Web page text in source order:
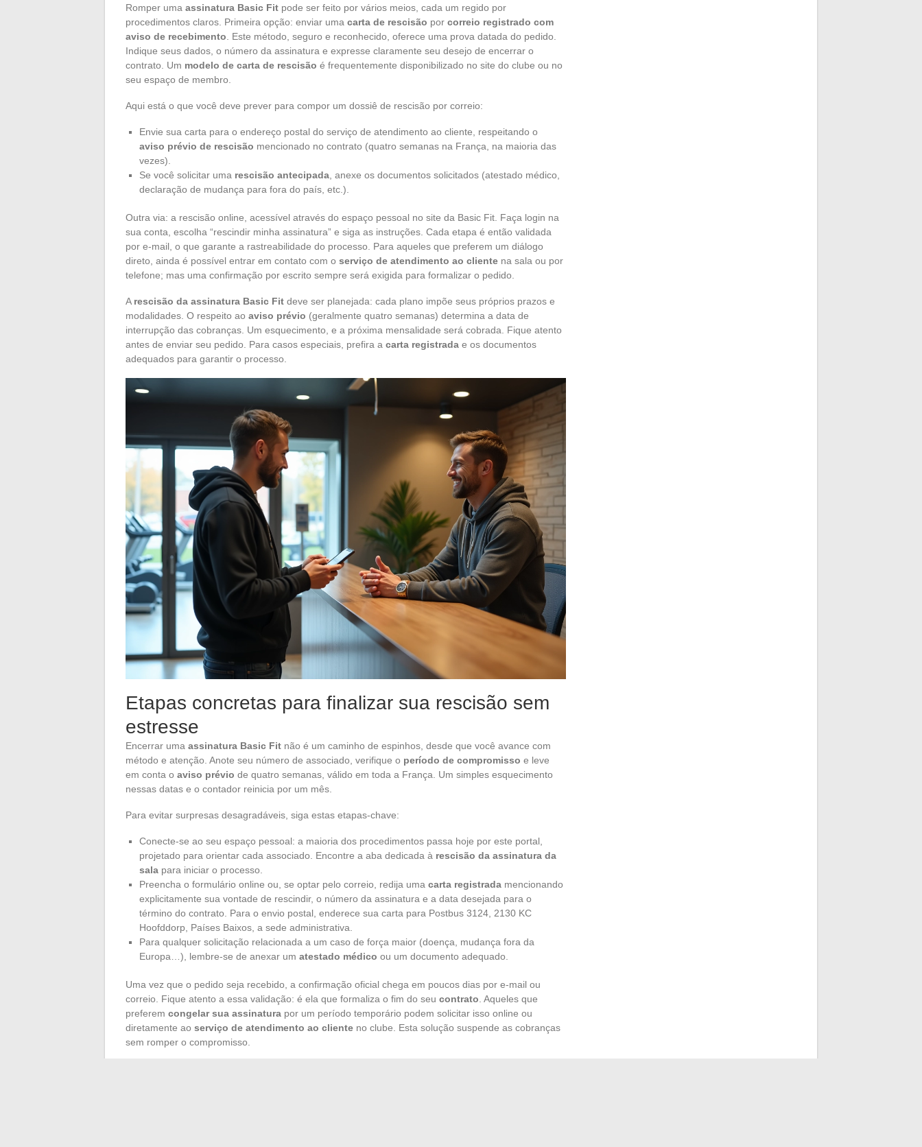
Romper uma assinatura Basic Fit pode ser feito por vários meios, cada um regido por
procedimentos claros. Primeira opção: enviar uma carta de rescisão por correio registrado com
aviso de recebimento . Este método, seguro e reconhecido, oferece uma prova datada do pedido.
Indique seus dados, o número da assinatura e expresse claramente seu desejo de encerrar o
contrato. Um modelo de carta de rescisão é frequentemente disponibilizado no site do clube ou no
seu espaço de membro.
Aqui está o que você deve prever para compor um dossiê de rescisão por correio:
Envie sua carta para o endereço postal do serviço de atendimento ao cliente, respeitando o
aviso prévio de rescisão mencionado no contrato (quatro semanas na França, na maioria das
vezes).
Se você solicitar uma rescisão antecipada , anexe os documentos solicitados (atestado médico,
declaração de mudança para fora do país, etc.).
Outra via: a rescisão online, acessível através do espaço pessoal no site da Basic Fit. Faça login na
sua conta, escolha “rescindir minha assinatura” e siga as instruções. Cada etapa é então validada
por e-mail, o que garante a rastreabilidade do processo. Para aqueles que preferem um diálogo
direto, ainda é possível entrar em contato com o serviço de atendimento ao cliente na sala ou por
telefone; mas uma confirmação por escrito sempre será exigida para formalizar o pedido.
A rescisão da assinatura Basic Fit deve ser planejada: cada plano impõe seus próprios prazos e
modalidades. O respeito ao aviso prévio (geralmente quatro semanas) determina a data de
interrupção das cobranças. Um esquecimento, e a próxima mensalidade será cobrada. Fique atento
antes de enviar seu pedido. Para casos especiais, prefira a carta registrada e os documentos
adequados para garantir o processo.
Etapas concretas para finalizar sua rescisão sem
estresse
Encerrar uma assinatura Basic Fit não é um caminho de espinhos, desde que você avance com
método e atenção. Anote seu número de associado, verifique o período de compromisso e leve
em conta o aviso prévio de quatro semanas, válido em toda a França. Um simples esquecimento
nessas datas e o contador reinicia por um mês.
Para evitar surpresas desagradáveis, siga estas etapas-chave:
Conecte-se ao seu espaço pessoal: a maioria dos procedimentos passa hoje por este portal,
projetado para orientar cada associado. Encontre a aba dedicada à rescisão da assinatura da
sala para iniciar o processo.
Preencha o formulário online ou, se optar pelo correio, redija uma carta registrada mencionando
explicitamente sua vontade de rescindir, o número da assinatura e a data desejada para o
término do contrato. Para o envio postal, enderece sua carta para Postbus 3124, 2130 KC
Hoofddorp, Países Baixos, a sede administrativa.
Para qualquer solicitação relacionada a um caso de força maior (doença, mudança fora da
Europa…), lembre-se de anexar um atestado médico ou um documento adequado.
Uma vez que o pedido seja recebido, a confirmação oficial chega em poucos dias por e-mail ou
correio. Fique atento a essa validação: é ela que formaliza o fim do seu contrato . Aqueles que
preferem congelar sua assinatura por um período temporário podem solicitar isso online ou
diretamente ao serviço de atendimento ao cliente no clube. Esta solução suspende as cobranças
sem romper o compromisso.